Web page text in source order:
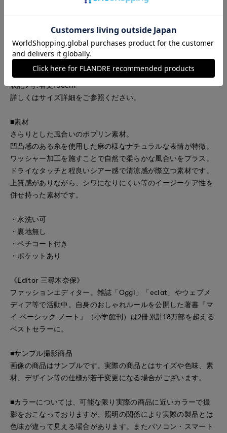
※ワンサイズですが、着丈が選べます。
表記7号:着丈120cm
表記9号:着丈130cm
詳しくはサイズ詳細をご参照ください。
■素材
さらりとした風合いのポプリン素材。
凹凸感のある糸を使用した麻の様なナチュラルな表情が特徴。
ワッシャー加工を施すことで自然で柔らかな風合いをプラス。
ドライなタッチと程良いシアー感で清涼感が際立つ素材です。
上質感がありながら、シワになりにくい等のイージーケア性を
併せ持った素材です。
・水洗い可
・裏地無し
・ペチコート付き
・ポケットあり
《Editor 三尋木奈保》
ファッションエディター。雑誌「Oggi」「eclat」やウェブメ
ディア等で活動中。自身のおしゃれルールを公開した著書『マ
イ ベーシック ノート』（小学館刊）は2冊累計18万部を超える
ベストセラーに。
■サンプル撮影商品
画像の商品はサンプルです。実際の商品とはサイズや色味、素
材、デザイン等の仕様が若干変更になる場合がございます。
■カラーについては、可能な限り実際の商品に近いカラーで撮
影をおこなっておりますが、照明の関係により実際の製品とは
色味が違って見える場合があります。またパソコン・スマート